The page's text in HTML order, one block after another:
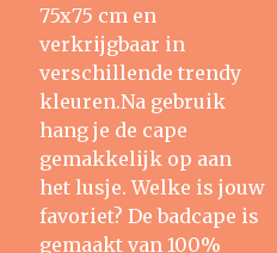
75x75 cm en
verkrijgbaar in
verschillende trendy
kleuren.Na gebruik
hang je de cape
gemakkelijk op aan
het lusje. Welke is jouw
favoriet? De badcape is
gemaakt van 100%